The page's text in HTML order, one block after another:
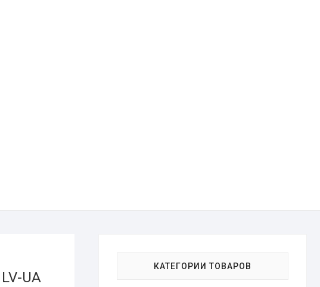
UA
КАТЕГОРИИ ТОВАРОВ